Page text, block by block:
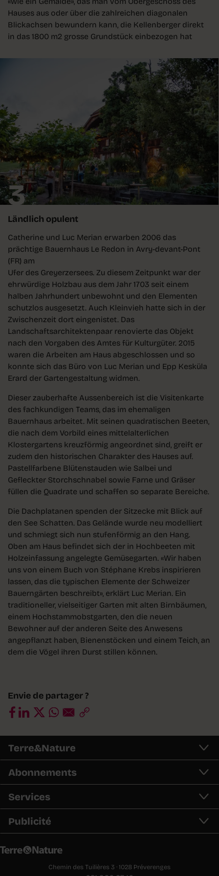
Hauses aus oder über die zahlreichen diagonalen
Blickachsen bewundern kann, die Kellenberger direkt
in das 1800 m2 grosse Grundstück einbezogen hat
3
Ländlich opulent
Catherine und Luc Merian erwarben 2006 das
prächtige Bauernhaus Le Redon in Avry-devant-Pont
(FR) am
Ufer des Greyerzersees. Zu diesem Zeitpunkt war der
ehrwürdige Holzbau aus dem Jahr 1703 seit einem
halben Jahrhundert unbewohnt und den Elementen
schutzlos ausgesetzt. Auch Kleinvieh hatte sich in der
Zwischenzeit dort eingenistet. Das
Landschaftsarchitektenpaar renovierte das Objekt
nach den Vorgaben des Amtes für Kulturgüter. 2015
waren die Arbeiten am Haus abgeschlossen und so
konnte sich das Büro von Luc Merian und Epp Kesküla
Erard der Gartengestaltung widmen.
Dieser zauberhafte Aussenbereich ist die Visitenkarte
des fachkundigen Teams, das im ehemaligen
Bauernhaus arbeitet. Mit seinen quadratischen Beeten,
die nach dem Vorbild eines mittelalterlichen
Klostergartens kreuzförmig angeordnet sind, greift er
zudem den historischen Charakter des Hauses auf.
Pastellfarbene Blütenstauden wie Salbei und
Gefleckter Storchschnabel sowie Farne und Gräser
füllen die Quadrate und schaffen so separate Bereiche.
Die Dachplatanen spenden der Sitzecke mit Blick auf
den See Schatten. Das Gelände wurde neu modelliert
und schmiegt sich nun stufenförmig an den Hang.
Oben am Haus befindet sich der in Hochbeeten mit
Holzeinfassung angelegte Gemüsegarten. «Wir haben
uns von einem Buch von Stéphane Krebs inspirieren
lassen, das die typischen Elemente der Schweizer
Bauerngärten beschreibt», erklärt Luc Merian. Ein
traditioneller, vielseitiger Garten mit alten Birnbäumen,
einem Hochstammobstgarten, den die neuen
Bewohner auf der anderen Seite des Anwesens
angepflanzt haben, Bienenstöcken und einem Teich, an
dem die Vögel ihren Durst stillen können.
Envie de partager ?
Terre&Nature
Abonnements
Services
Publicité
Chemin des Tuilières 3 · 1028 Préverenges